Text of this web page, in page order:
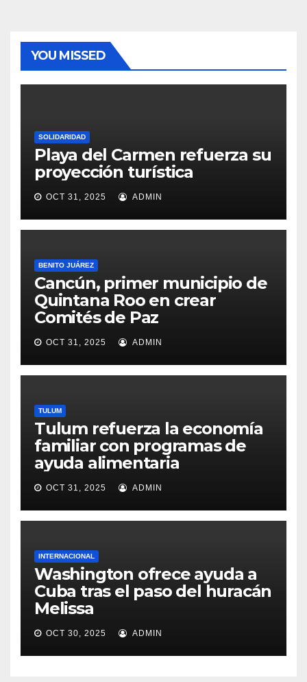
YOU MISSED
SOLIDARIDAD
Playa del Carmen refuerza su
proyección turística
OCT 31, 2025 ADMIN
BENITO JUÁREZ
Cancún, primer municipio de
Quintana Roo en crear
Comités de Paz
OCT 31, 2025 ADMIN
TULUM
Tulum refuerza la economía
familiar con programas de
ayuda alimentaria
OCT 31, 2025 ADMIN
INTERNACIONAL
Washington ofrece ayuda a
Cuba tras el paso del huracán
Melissa
OCT 30, 2025 ADMIN